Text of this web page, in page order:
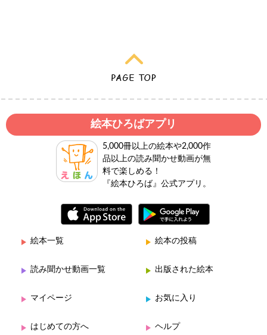
絵本ひろばアプリ
5,000冊以上の絵本や2,000作
品以上の読み聞かせ動画が無
料で楽しめる！
『絵本ひろば』公式アプリ。
絵本一覧 絵本の投稿
読み聞かせ動画一覧 出版された絵本
マイページ お気に入り
はじめての方へ ヘルプ